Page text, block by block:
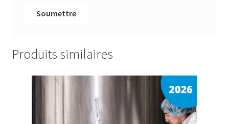
Produits similaires